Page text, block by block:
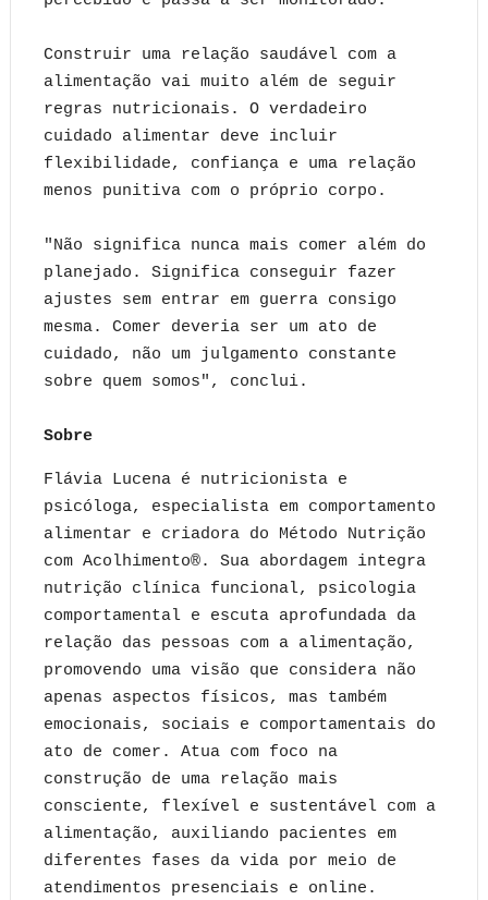
Construir uma relação saudável com a
alimentação vai muito além de seguir
regras nutricionais. O verdadeiro
cuidado alimentar deve incluir
flexibilidade, confiança e uma relação
menos punitiva com o próprio corpo.
"Não significa nunca mais comer além do
planejado. Significa conseguir fazer
ajustes sem entrar em guerra consigo
mesma. Comer deveria ser um ato de
cuidado, não um julgamento constante
sobre quem somos", conclui.
Sobre
Flávia Lucena é nutricionista e
psicóloga, especialista em comportamento
alimentar e criadora do Método Nutrição
com Acolhimento®. Sua abordagem integra
nutrição clínica funcional, psicologia
comportamental e escuta aprofundada da
relação das pessoas com a alimentação,
promovendo uma visão que considera não
apenas aspectos físicos, mas também
emocionais, sociais e comportamentais do
ato de comer. Atua com foco na
construção de uma relação mais
consciente, flexível e sustentável com a
alimentação, auxiliando pacientes em
diferentes fases da vida por meio de
atendimentos presenciais e online.